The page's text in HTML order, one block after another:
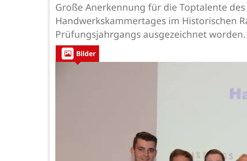
Große Anerkennung für die Toptalente
Handwerkskammertages im Historischen
Prüfungsjahrgangs ausgezeichnet worden.
Bilder